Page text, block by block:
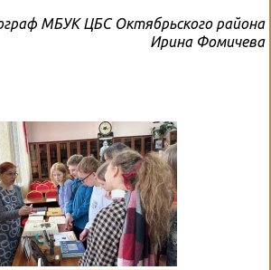
МБУК ЦБС Октябрьского района
Ирина Фомичева